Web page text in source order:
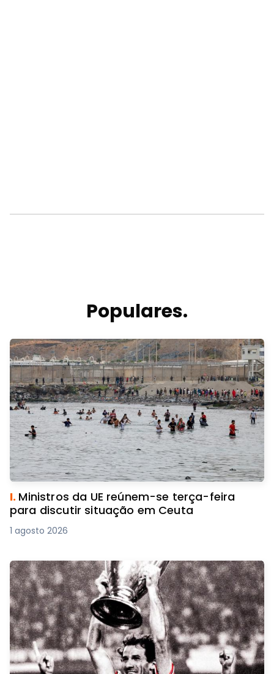
Populares.
I.Ministros da UE reúnem-se terça-feira
para discutir situação em Ceuta
1 agosto 2026